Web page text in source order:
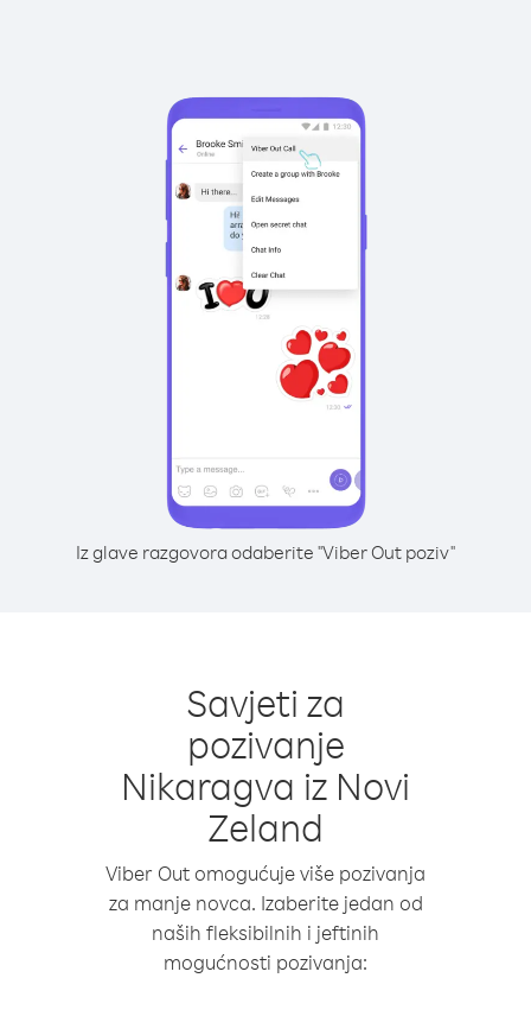
Iz glave razgovora odaberite "Viber Out poziv"
Savjeti za
pozivanje
Nikaragva iz Novi
Zeland
Viber Out omogućuje više pozivanja
za manje novca. Izaberite jedan od
naših fleksibilnih i jeftinih
mogućnosti pozivanja: